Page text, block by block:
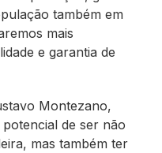
também em
mais
e garantia de
Montezano,
de ser não
mas também ter